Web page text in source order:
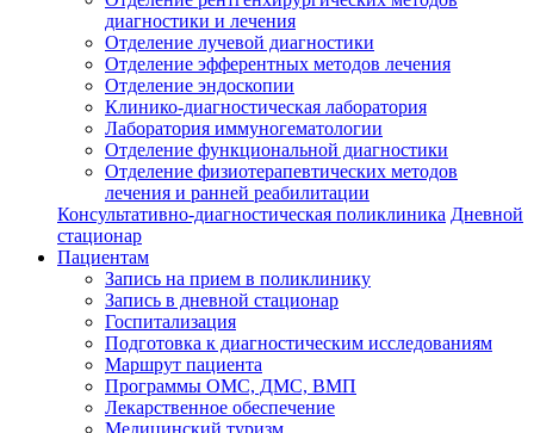
диагностики и лечения
Отделение лучевой диагностики
Отделение эфферентных методов лечения
Отделение эндоскопии
Клинико-диагностическая лаборатория
Лаборатория иммуногематологии
Отделение функциональной диагностики
Отделение физиотерапевтических методов
лечения и ранней реабилитации
Консультативно-диагностическая поликлиника Дневной
стационар
Пациентам
Запись на прием в поликлинику
Запись в дневной стационар
Госпитализация
Подготовка к диагностическим исследованиям
Маршрут пациента
Программы ОМС, ДМС, ВМП
Лекарственное обеспечение
Медицинский туризм